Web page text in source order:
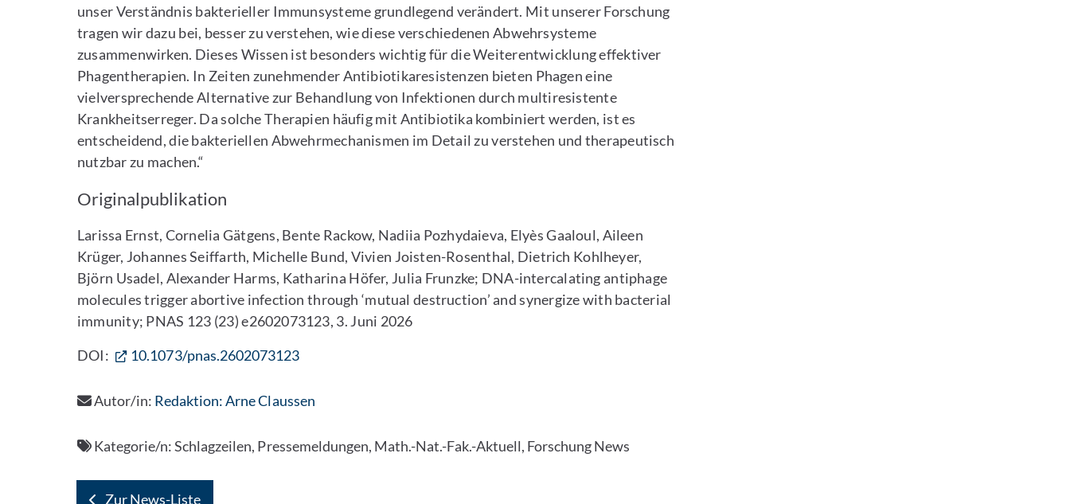
unser Verständnis bakterieller Immunsysteme grundlegend verändert. Mit unserer Forschung
tragen wir dazu bei, besser zu verstehen, wie diese verschiedenen Abwehrsysteme
zusammenwirken. Dieses Wissen ist besonders wichtig für die Weiterentwicklung effektiver
Phagentherapien. In Zeiten zunehmender Antibiotikaresistenzen bieten Phagen eine
vielversprechende Alternative zur Behandlung von Infektionen durch multiresistente
Krankheitserreger. Da solche Therapien häufig mit Antibiotika kombiniert werden, ist es
entscheidend, die bakteriellen Abwehrmechanismen im Detail zu verstehen und therapeutisch
nutzbar zu machen.“
Originalpublikation
Larissa Ernst, Cornelia Gätgens, Bente Rackow, Nadiia Pozhydaieva, Elyès Gaaloul, Aileen
Krüger, Johannes Seiffarth, Michelle Bund, Vivien Joisten-Rosenthal, Dietrich Kohlheyer,
Björn Usadel, Alexander Harms, Katharina Höfer, Julia Frunzke; DNA-intercalating antiphage
molecules trigger abortive infection through ‘mutual destruction’ and synergize with bacterial
immunity; PNAS 123 (23) e2602073123, 3. Juni 2026
DOI:
10.1073/pnas.2602073123
Autor/in: Redaktion: Arne Claussen
Kategorie/n:Schlagzeilen, Pressemeldungen, Math.-Nat.-Fak.-Aktuell, Forschung News
Zur News-Liste